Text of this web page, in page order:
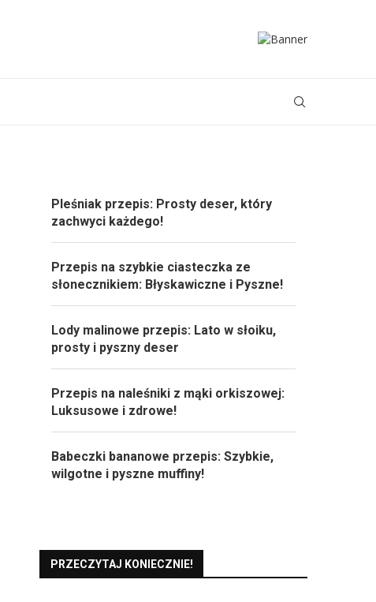
Pleśniak przepis: Prosty deser, który
zachwyci każdego!
Przepis na szybkie ciasteczka ze
słonecznikiem: Błyskawiczne i Pyszne!
Lody malinowe przepis: Lato w słoiku,
prosty i pyszny deser
Przepis na naleśniki z mąki orkiszowej:
Luksusowe i zdrowe!
Babeczki bananowe przepis: Szybkie,
wilgotne i pyszne muffiny!
PRZECZYTAJ KONIECZNIE!